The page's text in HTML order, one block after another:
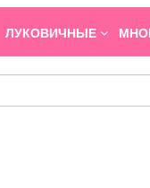
ЛУКОВИЧНЫЕ